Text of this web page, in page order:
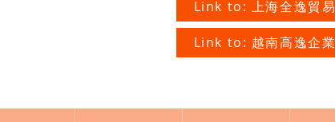
Link to: 上海全逸貿易
Link to: 越南高逸企業